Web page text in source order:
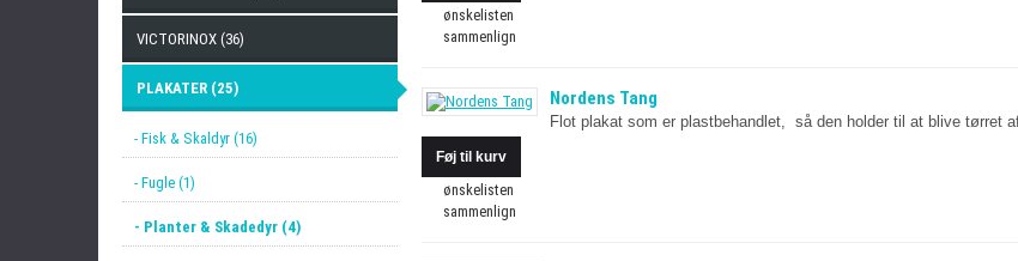
VICTORINOX (36)
PLAKATER (25)
- Fisk & Skaldyr (16)
- Fugle (1)
- Planter & Skadedyr (4)
ønskelisten
sammenlign
Nordens Tang
Flot plakat som er plastbehandlet, så den holder til at blive tørret
ønskelisten
sammenlign